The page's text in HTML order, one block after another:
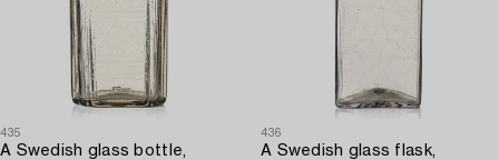
435
A Swedish glass bottle,
436
A Swedish glass flask,